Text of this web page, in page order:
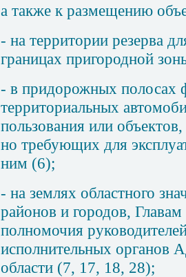
а также к размещению
- на территории резерва
границах пригородной
- в придорожных полосах
территориальных
пользования или
но требующих для
ним (6);
- на землях областного
районов и городов,
полномочия
исполнительных органов
области (7, 17, 18, 28);